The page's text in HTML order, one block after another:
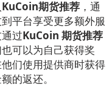
KuCoin期货推荐 ，通
平台享受更多额外服
过KuCoin 期货推荐
可以为自己获得奖
们使用提供商时获得
的返还。